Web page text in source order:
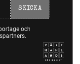
SKICKA
och